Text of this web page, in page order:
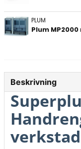
PLUM
Plum
Beskrivning